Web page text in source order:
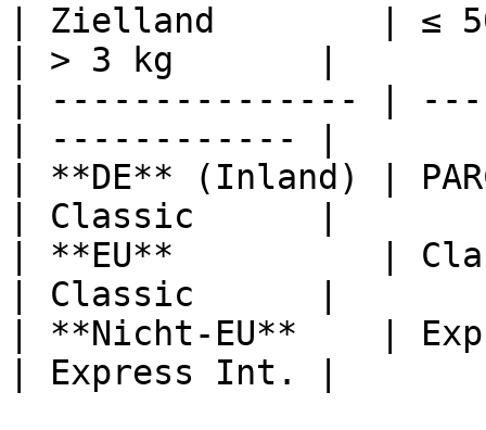
| Zielland        | ≤
| > 3 kg       |
| --------------- |
| ------------ |
| **DE** (Inland) |
| Classic      |
| **EU**          |
| Classic      |
| **Nicht-EU**    |
| Express Int. |